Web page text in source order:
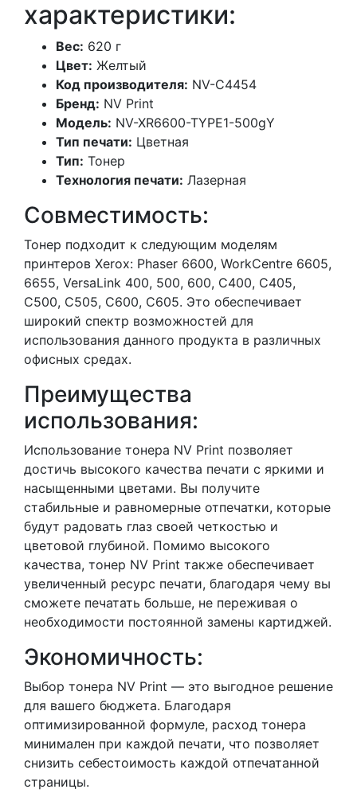
характеристики:
Вес: 620 г
Цвет: Желтый
Код производителя: NV-C4454
Бренд: NV Print
Модель: NV-XR6600-TYPE1-500gY
Тип печати: Цветная
Тип: Тонер
Технология печати: Лазерная
Совместимость:
Тонер подходит к следующим моделям
принтеров Xerox: Phaser 6600, WorkCentre 6605,
6655, VersaLink 400, 500, 600, C400, C405,
C500, С505, C600, С605. Это обеспечивает
широкий спектр возможностей для
использования данного продукта в различных
офисных средах.
Преимущества
использования:
Использование тонера NV Print позволяет
достичь высокого качества печати с яркими и
насыщенными цветами. Вы получите
стабильные и равномерные отпечатки, которые
будут радовать глаз своей четкостью и
цветовой глубиной. Помимо высокого
качества, тонер NV Print также обеспечивает
увеличенный ресурс печати, благодаря чему вы
сможете печатать больше, не переживая о
необходимости постоянной замены картиджей.
Экономичность:
Выбор тонера NV Print — это выгодное решение
для вашего бюджета. Благодаря
оптимизированной формуле, расход тонера
минимален при каждой печати, что позволяет
снизить себестоимость каждой отпечатанной
страницы.